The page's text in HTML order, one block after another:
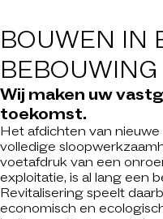
BOUWEN IN
BEBOUWING
Wij maken uw
toekomst.
Het afdichten van
volledige
voetafdruk van een
exploitatie, is al lang een
Revitalisering speelt
economisch en